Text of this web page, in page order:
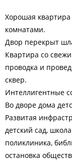
Хорошая
комнатами.
Двор перекрыт
Квартира со
проводка и
сквер.
Интеллигентные
Во дворе дома
Развитая
детский сад,
поликлиника,
остановка